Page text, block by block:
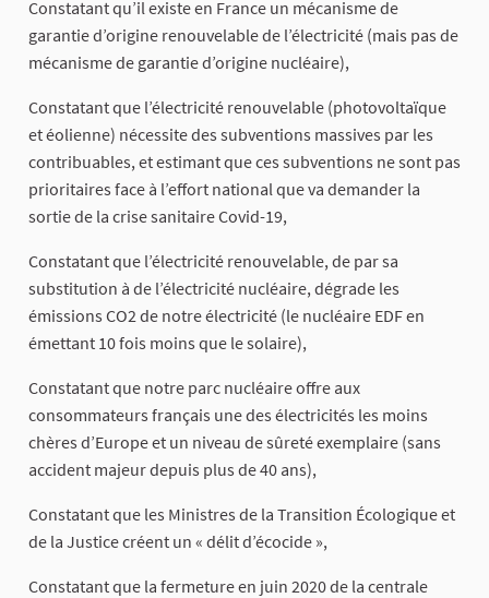
Constatant qu’il existe en France un mécanisme de
garantie d’origine renouvelable de l’électricité (mais pas de
mécanisme de garantie d’origine nucléaire),
Constatant que l’électricité renouvelable (photovoltaïque
et éolienne) nécessite des subventions massives par les
contribuables, et estimant que ces subventions ne sont pas
prioritaires face à l’effort national que va demander la
sortie de la crise sanitaire Covid-19,
Constatant que l’électricité renouvelable, de par sa
substitution à de l’électricité nucléaire, dégrade les
émissions CO2 de notre électricité (le nucléaire EDF en
émettant 10 fois moins que le solaire),
Constatant que notre parc nucléaire offre aux
consommateurs français une des électricités les moins
chères d’Europe et un niveau de sûreté exemplaire (sans
accident majeur depuis plus de 40 ans),
Constatant que les Ministres de la Transition Écologique et
de la Justice créent un « délit d’écocide »,
Constatant que la fermeture en juin 2020 de la centrale